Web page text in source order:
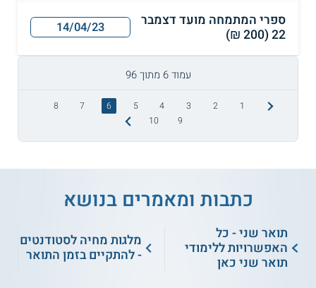
ספרי המתמחה מועד דצמבר
22 (200 ₪)
14/04/23
עמוד 6 מתוך 96
1
2
3
4
5
6
7
8
9
10
כתבות ומאמרים בנושא
תואר שני - כל
האפשרויות ללימודי
תואר שני כאן
מלגות מחיה לסטודנטים
- להתקיים בזמן התואר